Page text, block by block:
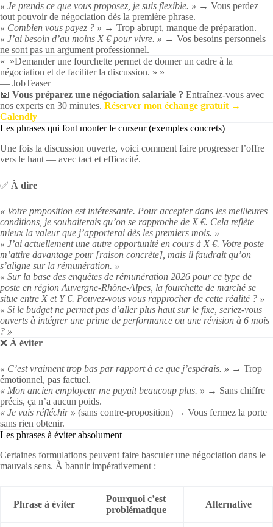
« Je prends ce que vous proposez, je suis flexible. » → Vous perdez
tout pouvoir de négociation dès la première phrase.
« Combien vous payez ? » → Trop abrupt, manque de préparation.
« J’ai besoin d’au moins X € pour vivre. » → Vos besoins personnels
ne sont pas un argument professionnel.
« »Demander une fourchette permet de donner un cadre à la
négociation et de faciliter la discussion. » »
— JobTeaser
📅 Vous préparez une négociation salariale ? Entraînez-vous avec
nos experts en 30 minutes. Réserver mon échange gratuit →
Calendly
Les phrases qui font monter le curseur (exemples concrets)
Une fois la discussion ouverte, voici comment faire progresser l’offre
vers le haut — avec tact et efficacité.
✅ À dire
« Votre proposition est intéressante. Pour accepter dans les meilleures
conditions, je souhaiterais qu’on se rapproche de X €. Cela reflète
mieux la valeur que j’apporterai dès les premiers mois. »
« J’ai actuellement une autre opportunité en cours à X €. Votre poste
m’attire davantage pour [raison concrète], mais il faudrait qu’on
s’aligne sur la rémunération. »
« Sur la base des enquêtes de rémunération 2026 pour ce type de
poste en région Auvergne-Rhône-Alpes, la fourchette de marché se
situe entre X et Y €. Pouvez-vous vous rapprocher de cette réalité ? »
« Si le budget ne permet pas d’aller plus haut sur le fixe, seriez-vous
ouverts à intégrer une prime de performance ou une révision à 6 mois
? »
❌ À éviter
« C’est vraiment trop bas par rapport à ce que j’espérais. » → Trop
émotionnel, pas factuel.
« Mon ancien employeur me payait beaucoup plus. » → Sans chiffre
précis, ça n’a aucun poids.
« Je vais réfléchir » (sans contre-proposition) → Vous fermez la porte
sans rien obtenir.
Les phrases à éviter absolument
Certaines formulations peuvent faire basculer une négociation dans le
mauvais sens. À bannir impérativement :
Phrase à éviter
Pourquoi c’est
problématique
Alternative